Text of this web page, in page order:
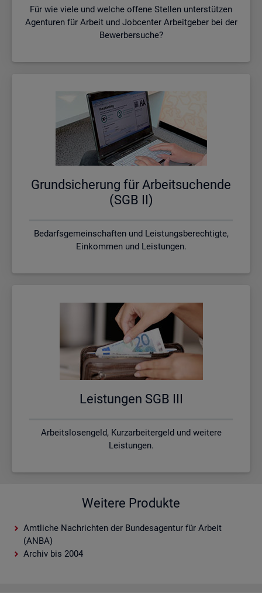
Für wie viele und welche offene Stellen unterstützen
Agenturen für Arbeit und Jobcenter Arbeitgeber bei der
Bewerbersuche?
Grund­si­che­rung für Ar­beit­su­chen­de
(SGB II)
Bedarfsgemeinschaften und Leistungsberechtigte,
Einkommen und Leistungen.
Leis­tun­gen SGB III
Arbeitslosengeld, Kurzarbeitergeld und weitere
Leistungen.
Weitere Produkte
Amtliche Nachrichten der Bundesagentur für Arbeit
(ANBA)
Archiv bis 2004